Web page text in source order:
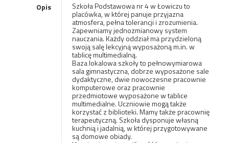
Opis Szkoła Podstawowa nr 4 w Łowiczu to
placówka, w której panuje przyjazna
atmosfera, pełna tolerancji i zrozumienia.
Zapewniamy jednozmianowy system
nauczania. Każdy oddział ma przydzieloną
swoją salę lekcyjną wyposażoną m.in. w
tablicę multimedialną.
Baza lokalowa szkoły to pełnowymiarowa
sala gimnastyczna, dobrze wyposażone sale
dydaktyczne, dwie nowoczesne pracownie
komputerowe oraz pracownie
przedmiotowe wyposażone w tablice
multimedialne. Uczniowie mogą także
korzystać z biblioteki. Mamy także pracownię
terapeutyczną. Szkoła dysponuje własną
kuchnią i jadalnią, w której przygotowywane
są domowe obiady.